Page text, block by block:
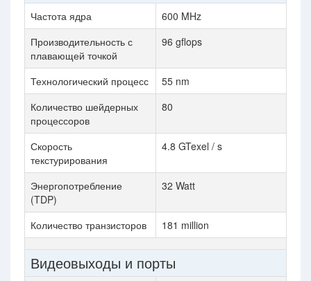
Частота ядра
600 MHz
Производительность с
плавающей точкой
96 gflops
Технологический процесс
55 nm
Количество шейдерных
процессоров
80
Скорость
текстурирования
4.8 GTexel / s
Энергопотребление
(TDP)
32 Watt
Количество транзисторов 181 million
Видеовыходы и порты